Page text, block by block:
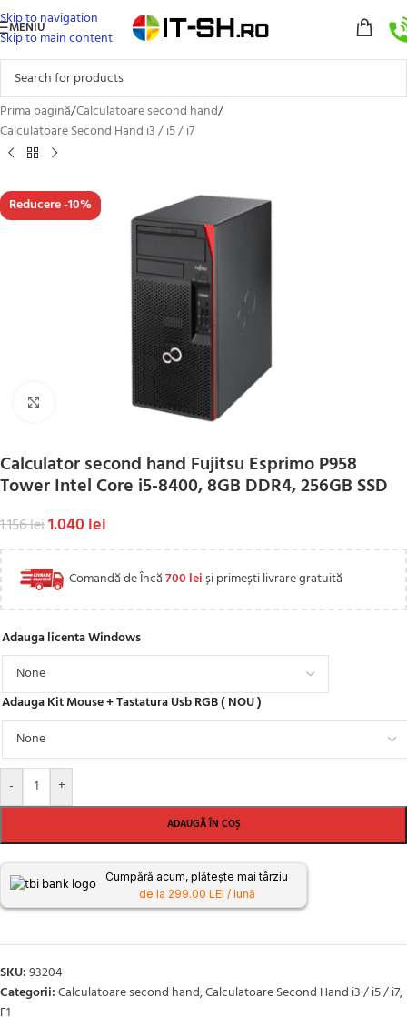
Skip to navigation
Skip to main content
MENIU
Prima pagină/Calculatoare second hand/
Calculatoare Second Hand i3 / i5 / i7
Reducere -10%
Click to enlarge
Calculator second hand Fujitsu Esprimo P958
Tower Intel Core i5-8400, 8GB DDR4, 256GB SSD
1.156lei1.040lei
Comandă de Încă700 leiși primești livrare gratuită
Adauga licenta Windows
Adauga Kit Mouse + Tastatura Usb RGB ( NOU )
- +
ADAUGĂ ÎN COȘ
Cumpără acum, plătește mai târziu
de la 299.00 LEI / lună
SKU:93204
Categorii:Calculatoare second hand,Calculatoare Second Hand i3 / i5 / i7,
F1